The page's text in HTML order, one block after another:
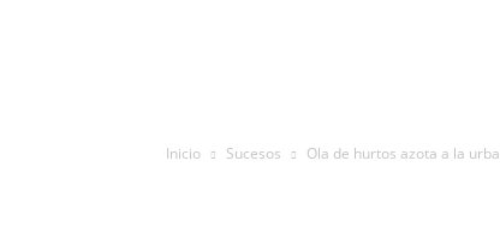
Inicio Sucesos Ola de hurtos azota a la